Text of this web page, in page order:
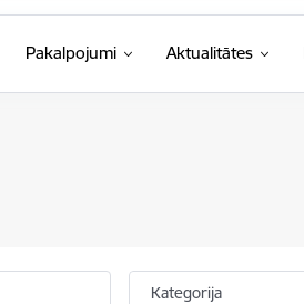
Pakalpojumi Aktualitātes
Kategorija